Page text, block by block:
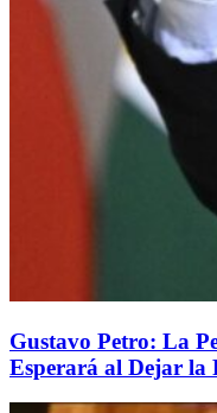
Gustavo Petro: La
Esperará al Dejar la